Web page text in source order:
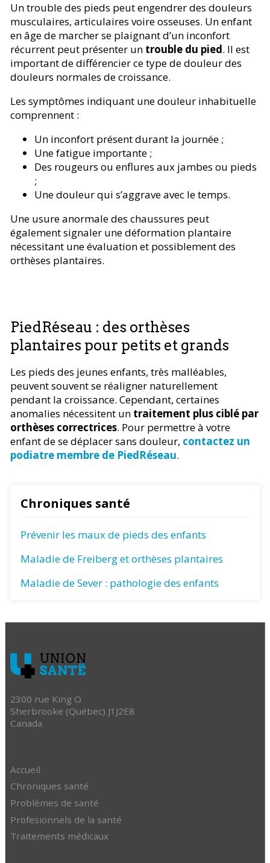
Un trouble des pieds peut engendrer des douleurs
musculaires, articulaires voire osseuses. Un enfant
en âge de marcher se plaignant d’un inconfort
récurrent peut présenter un trouble du pied. Il est
important de différencier ce type de douleur des
douleurs normales de croissance.
Les symptômes indiquant une douleur inhabituelle
comprennent :
Un inconfort présent durant la journée ;
Une fatigue importante ;
Des rougeurs ou enflures aux jambes ou pieds
;
Une douleur qui s’aggrave avec le temps.
Une usure anormale des chaussures peut
également signaler une déformation plantaire
nécessitant une évaluation et possiblement des
orthèses plantaires.
PiedRéseau : des orthèses
plantaires pour petits et grands
Les pieds des jeunes enfants, très malléables,
peuvent souvent se réaligner naturellement
pendant la croissance. Cependant, certaines
anomalies nécessitent un traitement plus ciblé par
orthèses correctrices. Pour permettre à votre
enfant de se déplacer sans douleur, contactez un
podiatre membre de PiedRéseau.
Chroniques santé
Prévenir les maux de pieds des enfants
Maladie de Freiberg et orthèses plantaires
Maladie de Sever : pathologie des enfants
2300 rue King O
Sherbrooke (Québec) J1J2E8
Canada
Accueil
Chroniques santé
Problèmes de santé
Profesionnels de la santé
Traitements médicaux